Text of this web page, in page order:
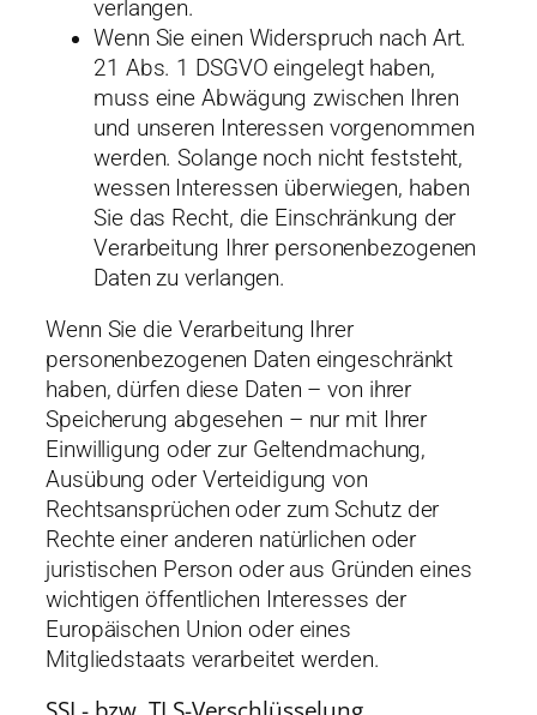
verlangen.
Wenn Sie einen Widerspruch nach Art.
21 Abs. 1 DSGVO eingelegt haben,
muss eine Abwägung zwischen Ihren
und unseren Interessen vorgenommen
werden. Solange noch nicht feststeht,
wessen Interessen überwiegen, haben
Sie das Recht, die Einschränkung der
Verarbeitung Ihrer personenbezogenen
Daten zu verlangen.
Wenn Sie die Verarbeitung Ihrer
personenbezogenen Daten eingeschränkt
haben, dürfen diese Daten – von ihrer
Speicherung abgesehen – nur mit Ihrer
Einwilligung oder zur Geltendmachung,
Ausübung oder Verteidigung von
Rechtsansprüchen oder zum Schutz der
Rechte einer anderen natürlichen oder
juristischen Person oder aus Gründen eines
wichtigen öffentlichen Interesses der
Europäischen Union oder eines
Mitgliedstaats verarbeitet werden.